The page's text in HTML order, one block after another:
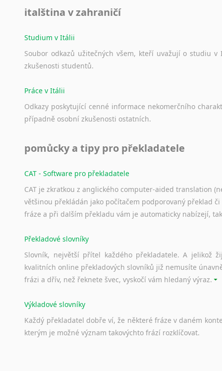
italština v zahraničí
Studium v Itálii
Soubor odkazů užitečných všem, kteří uvažují o studiu v
zkušenosti studentů.
Práce v Itálii
Odkazy poskytující cenné informace nekomerčního
případně osobní zkušenosti ostatních.
pomůcky a tipy pro překladatele
CAT - Software pro překladatele
CAT je zkratkou z anglického computer-aided translation
většinou překládán jako počítačem podporovaný překlad
fráze a při dalším překladu vám je automaticky nabízejí,
Překladové slovníky
Slovník, největší přítel každého překladatele. A jelikož
kvalitních online překladových slovníků již nemusíte
frázi a dřív, než řeknete švec, vyskočí vám hledaný výraz.
Výkladové slovníky
Každý překladatel dobře ví, že některé fráze v daném
kterým je možné význam takovýchto frází rozklíčovat.